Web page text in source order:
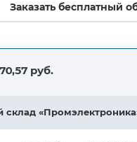
Заказать бесплатный
руб.
склад